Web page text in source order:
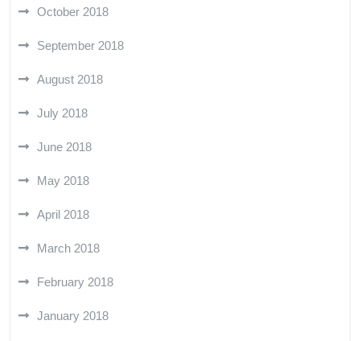
October 2018
September 2018
August 2018
July 2018
June 2018
May 2018
April 2018
March 2018
February 2018
January 2018